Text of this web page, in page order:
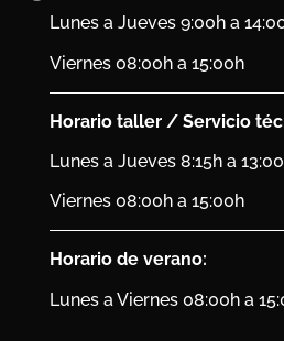
Lunes a Jueves 9:00h a
Viernes 08:00h a 15:00h
Horario taller / Servicio
Lunes a Jueves 8:15h a
Viernes 08:00h a 15:00h
Horario de verano:
Lunes a Viernes 08:00h a